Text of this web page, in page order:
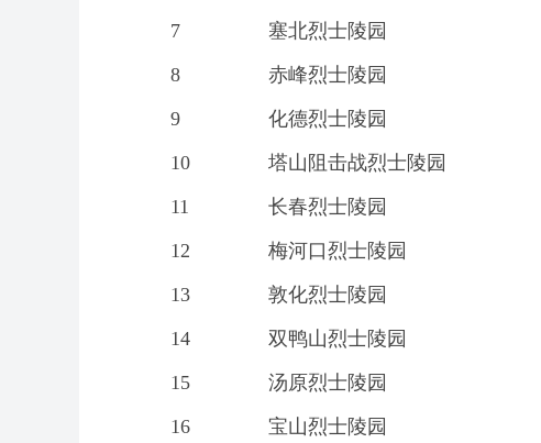
7
塞北烈士陵园
8
赤峰烈士陵园
9
化德烈士陵园
10
塔山阻击战烈士陵园
11
长春烈士陵园
12
梅河口烈士陵园
13
敦化烈士陵园
14
双鸭山烈士陵园
15
汤原烈士陵园
16
宝山烈士陵园